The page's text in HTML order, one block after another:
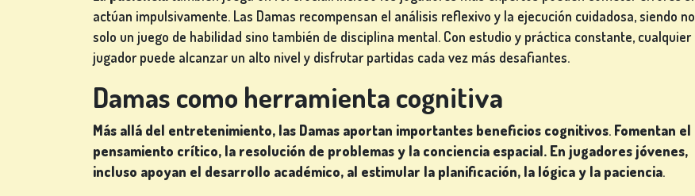
actúan impulsivamente. Las Damas recompensan el análisis reflexivo y la ejecución cuidadosa, siendo no
solo un juego de habilidad sino también de disciplina mental. Con estudio y práctica constante, cualquier
jugador puede alcanzar un alto nivel y disfrutar partidas cada vez más desafiantes.
Damas como herramienta cognitiva
Más allá del entretenimiento, las Damas aportan importantes beneficios cognitivos. Fomentan el
pensamiento crítico, la resolución de problemas y la conciencia espacial. En jugadores jóvenes,
incluso apoyan el desarrollo académico, al estimular la planificación, la lógica y la paciencia.